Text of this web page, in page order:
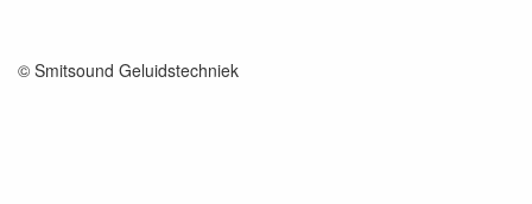
© Smitsound Geluidstechniek